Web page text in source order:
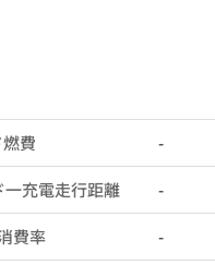
費 -
一充電走行距離 -
費率 -